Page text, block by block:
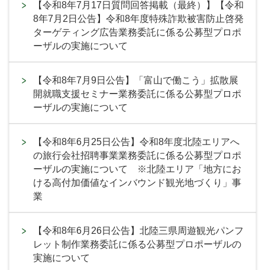
【令和8年7月17日質問回答掲載（最終）】【令和
8年7月2日公告】令和8年度特殊詐欺被害防止啓発
ターゲティング広告業務委託に係る公募型プロポ
ーザルの実施について
【令和8年7月9日公告】「富山で働こう」拡散展
開就職支援セミナー業務委託に係る公募型プロポ
ーザルの実施について
【令和8年6月25日公告】令和8年度北陸エリアへ
の旅行会社招聘事業業務委託に係る公募型プロポ
ーザルの実施について ※北陸エリア「地方にお
ける高付加価値なインバウンド観光地づくり」事
業
【令和8年6月26日公告】北陸三県周遊観光パンフ
レット制作業務委託に係る公募型プロポーザルの
実施について